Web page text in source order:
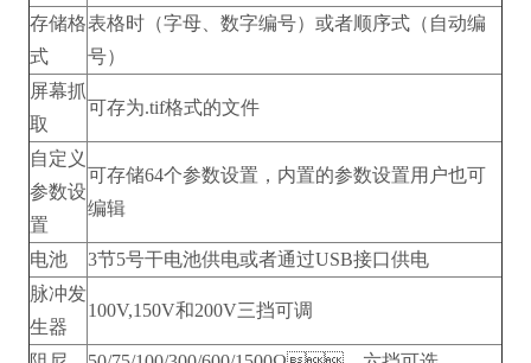
存储格
式
表格时（字母、数字编号）或者顺序式（自动编
号）
屏幕抓
取
可存为.tif格式的文件
自定义
参数设
置
可存储64个参数设置，内置的参数设置用户也可
编辑
电池
3节5号干电池供电或者通过USB接口供电
脉冲发
生器
100V,150V和200V三挡可调